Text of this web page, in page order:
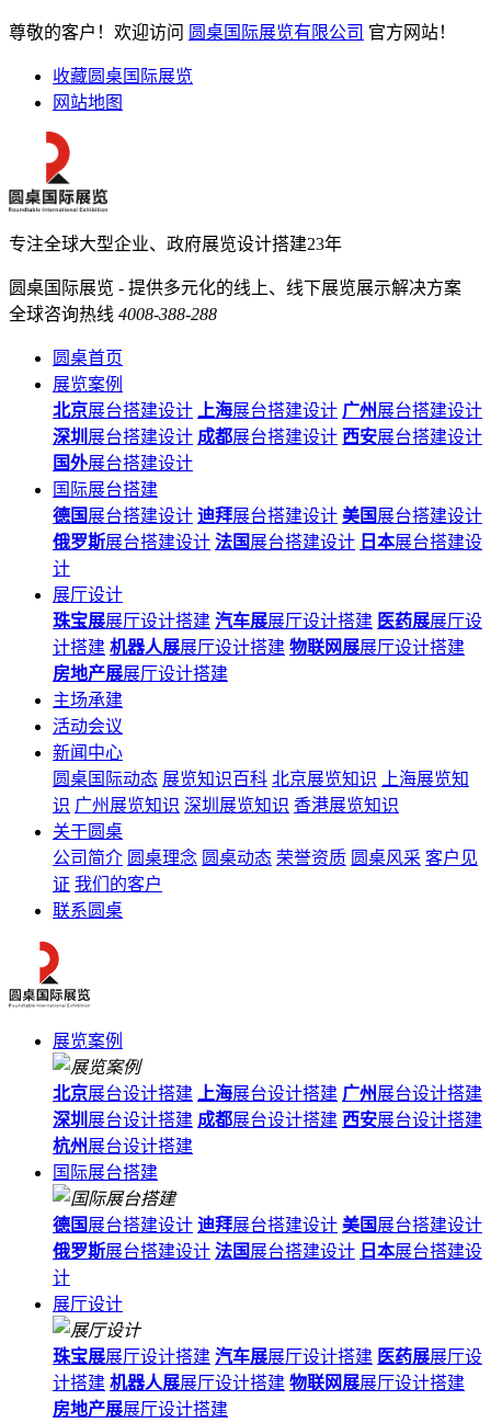
尊敬的客户！欢迎访问 圆桌国际展览有限公司 官方网站！
收藏圆桌国际展览
网站地图
专注全球大型企业、政府展览设计搭建23年
圆桌国际展览 - 提供多元化的线上、线下展览展示解决方案
全球咨询热线 4008-388-288
圆桌首页
展览案例
北京展台搭建设计 上海展台搭建设计 广州展台搭建设计
深圳 展台搭建设计 成都展台搭建设计 西安展台搭建设计
国外展台搭建设计
国际展台搭建
德国 展台搭建设计 迪拜展台搭建设计 美国 展台搭建设计
俄罗斯展台搭建设计 法国 展台搭建设计 日本展台搭建设
计
展厅设计
珠宝展展厅设计搭建 汽车展展厅设计搭建 医药展展厅设
计搭建 机器人展展厅设计搭建 物联网展展厅设计搭建
房地产展展厅设计搭建
主场承建
活动会议
新闻中心
圆桌国际动态 展览知识百科 北京展览知识
上海展览知
识 广州展览知识 深圳展览知识 香港展览知识
关于圆桌
公司简介 圆桌理念 圆桌动态 荣誉资质 圆桌风采 客户见
证 我们的客户
联系圆桌
展览案例
北京展台设计搭建 上海展台设计搭建 广州展台设计搭建
深圳 展台设计搭建 成都展台设计搭建 西安展台设计搭建
杭州展台设计搭建
国际展台搭建
德国 展台搭建设计 迪拜展台搭建设计 美国 展台搭建设计
俄罗斯展台搭建设计 法国 展台搭建设计 日本展台搭建设
计
展厅设计
珠宝展展厅设计搭建 汽车展展厅设计搭建 医药展展厅设
计搭建 机器人展展厅设计搭建 物联网展展厅设计搭建
房地产展展厅设计搭建